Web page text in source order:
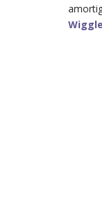
Wiggle